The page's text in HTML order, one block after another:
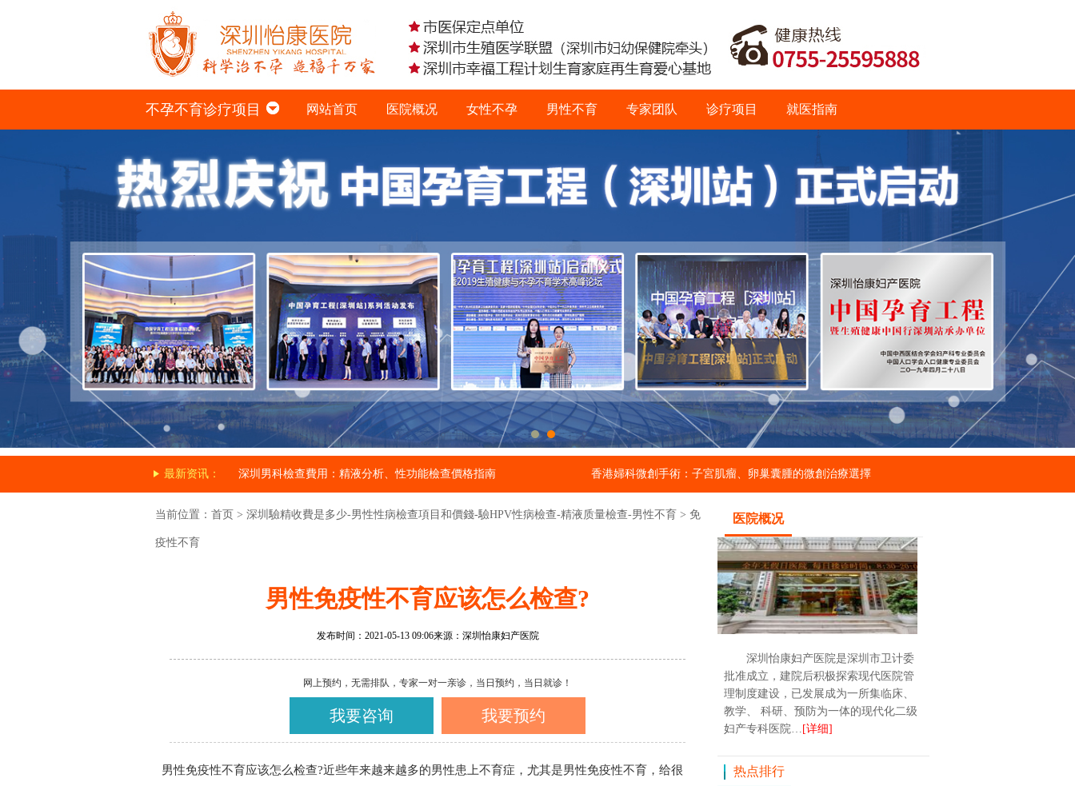
不孕不育诊疗项目 网站首页 医院概况 女性不孕 男性不育 专家团队 诊疗项目 就医指南
最新资讯： 深圳男科檢查費用：精液分析、性功能檢查價格指南 香港婦科微創手術：子宮肌瘤、卵巢囊腫的微創治療選擇
当前位置： 首页 > 深圳驗精收費是多少-男性性病檢查項目和價錢-驗HPV性病檢查-精液质量檢查-男性不育 > 免
疫性不育
男性免疫性不育应该怎么检查?
发布时间：2021-05-13 09:06来源：深圳怡康妇产医院
网上预约，无需排队，专家一对一亲诊，当日预约，当日就诊！
我要咨询 我要预约
男性免疫性不育应该怎么检查?近些年来越来越多的男性患上不育症，尤其是男性免疫性不育，给很
医院概况
深圳怡康妇产医院是深圳市卫计委
批准成立，建院后积极探索现代医院管
理制度建设，已发展成为一所集临床、
教学、 科研、预防为一体的现代化二级
妇产专科医院… [详细]
热点排行